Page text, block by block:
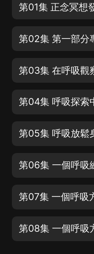
第01集 正念冥想
第02集 第一部分
第05集 呼吸放鬆
第06集 一個呼吸